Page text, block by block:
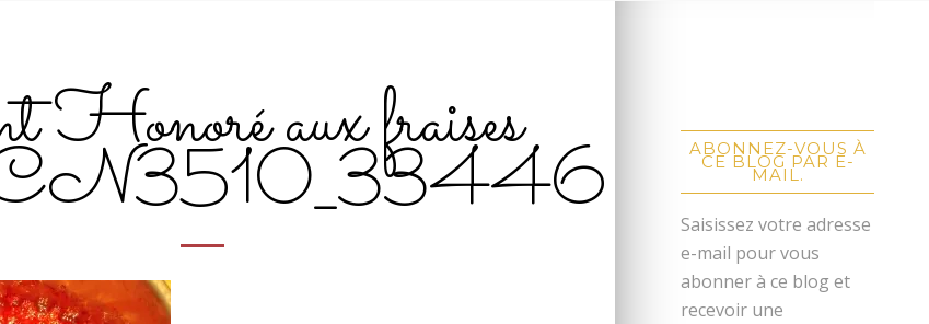
Honoré aux fraises ABONNEZ-VOUS À
CE BLOG PAR E-
MAIL.
Saisissez votre adresse
e-mail pour vous
abonner à ce blog et
recevoir une